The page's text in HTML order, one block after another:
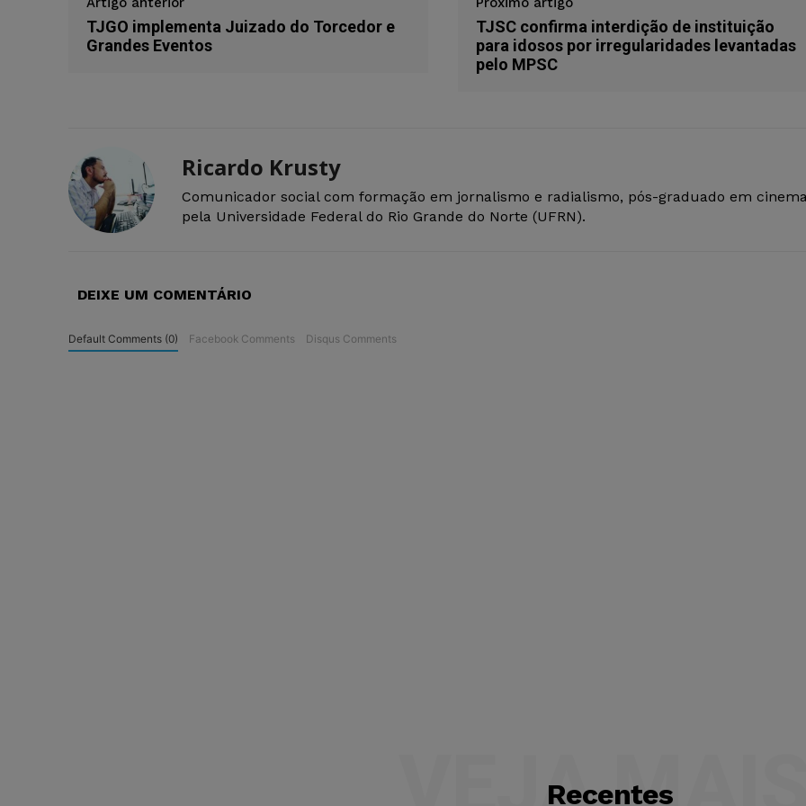
TJGO implementa Juizado do Torcedor e
Grandes Eventos
TJSC confirma interdição de instituição
para idosos por irregularidades levantadas
pelo MPSC
Ricardo Krusty
Comunicador social com formação em jornalismo e radialismo, pós-graduado em
pela Universidade Federal do Rio Grande do Norte (UFRN).
DEIXE UM COMENTÁRIO
Default Comments (0) Facebook Comments Disqus Comments
Recentes
VEJA